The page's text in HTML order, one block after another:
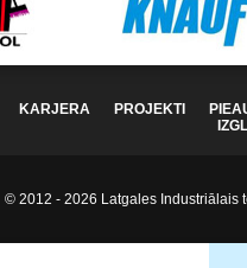
KARJERA PROJEKTI
© 2012 - 2026 Latgales Industriālais